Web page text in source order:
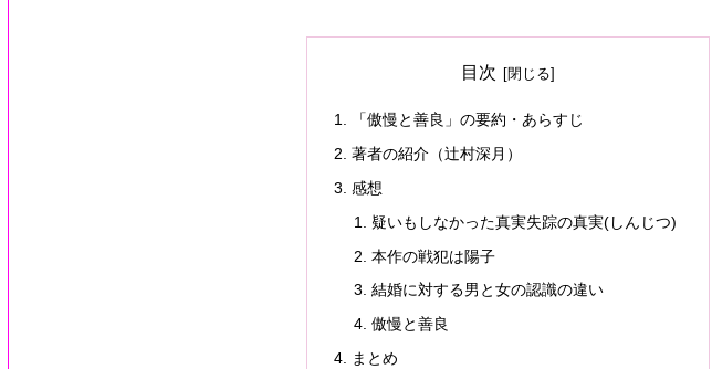
目次
「傲慢と善良」の要約・あらすじ
著者の紹介（辻村深月）
感想
疑いもしなかった真実失踪の真実(しんじつ)
本作の戦犯は陽子
結婚に対する男と女の認識の違い
傲慢と善良
まとめ